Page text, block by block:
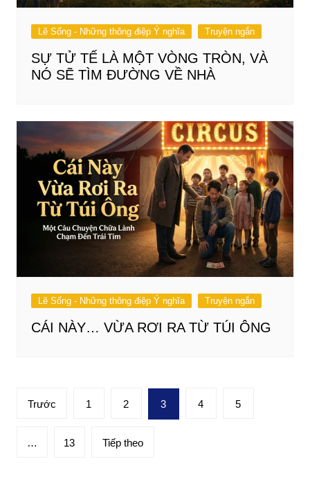
Lẽ Sống - Những thông điệp Ý nghĩa Truyện ngắn
SỰ TỬ TẾ LÀ MỘT VÒNG TRÒN, VÀ
NÓ SẼ TÌM ĐƯỜNG VỀ NHÀ
Lẽ Sống - Những thông điệp Ý nghĩa Truyện ngắn
CÁI NÀY… VỪA RƠI RA TỪ TÚI ÔNG
Phân
bài
Trước 1 2 3 4 5
… 13 Tiếp theo